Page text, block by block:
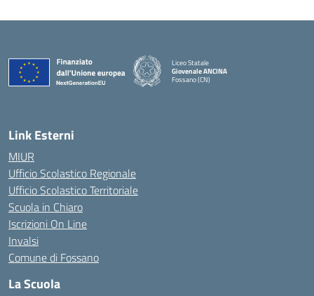
Liceo Statale
Giovenale ANCINA
Fossano (CN)
Link Esterni
MIUR
Ufficio Scolastico Regionale
Ufficio Scolastico Territoriale
Scuola in Chiaro
Iscrizioni On Line
Invalsi
Comune di Fossano
La Scuola